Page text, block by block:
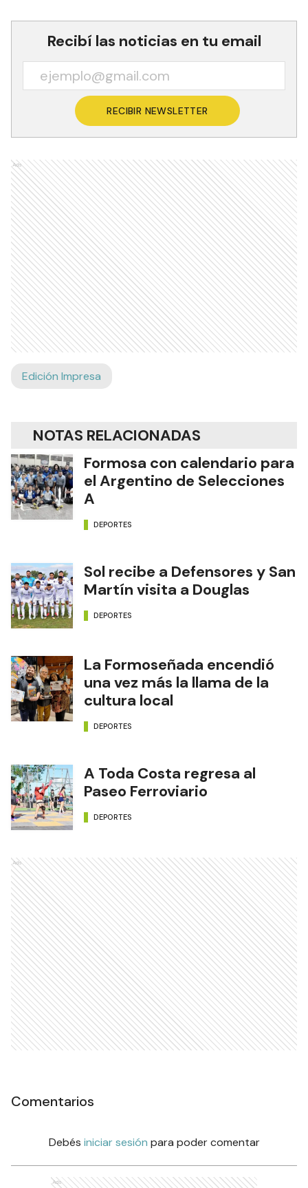
Recibí las noticias en tu email
RECIBIR NEWSLETTER
Ads
Edición Impresa
NOTAS RELACIONADAS
Formosa con calendario para
el Argentino de Selecciones
A
DEPORTES
Sol recibe a Defensores y San
Martín visita a Douglas
DEPORTES
La Formoseñada encendió
una vez más la llama de la
cultura local
DEPORTES
A Toda Costa regresa al
Paseo Ferroviario
DEPORTES
Ads
Comentarios
Debés iniciar sesión para poder comentar
Ads